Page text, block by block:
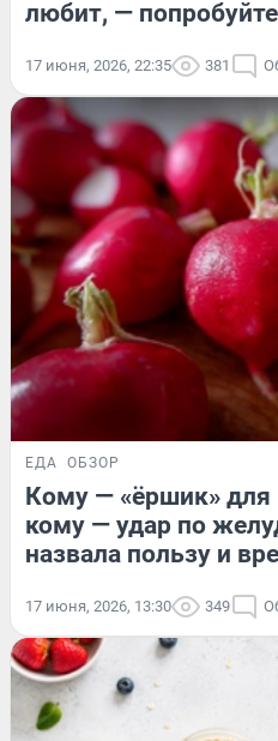
любит, —
17 июня, 2026, 22:35 381
ЕДА ОБЗОР
Кому — «ёршик» для
кому — удар по
назвала пользу и
17 июня, 2026, 13:30 349